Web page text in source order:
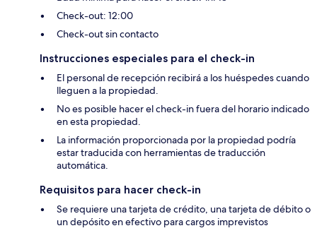
Check-out: 12:00
Check-out sin contacto
Instrucciones especiales para el check-in
El personal de recepción recibirá a los huéspedes cuando
lleguen a la propiedad.
No es posible hacer el check-in fuera del horario indicado
en esta propiedad.
La información proporcionada por la propiedad podría
estar traducida con herramientas de traducción
automática.
Requisitos para hacer check-in
Se requiere una tarjeta de crédito, una tarjeta de débito o
un depósito en efectivo para cargos imprevistos